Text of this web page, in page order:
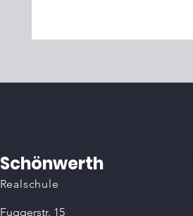
Schönwerth
Realschule
Fuggerstr. 15